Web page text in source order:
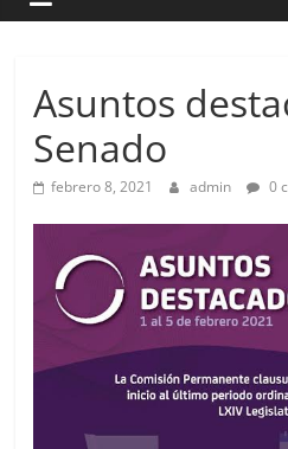
Asuntos
Senado
febrero 8, 2021 admin 0